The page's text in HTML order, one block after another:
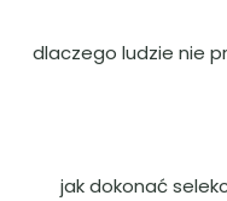
dlaczego ludzie nie
jak dokonać